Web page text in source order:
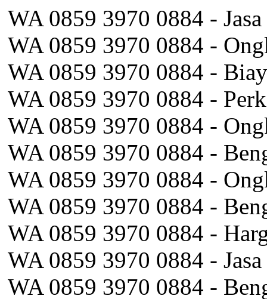
WA 0859 3970 0884 -
WA 0859 3970 0884 -
WA 0859 3970 0884 -
WA 0859 3970 0884 -
WA 0859 3970 0884 -
WA 0859 3970 0884 -
WA 0859 3970 0884 -
WA 0859 3970 0884 -
WA 0859 3970 0884 -
WA 0859 3970 0884 -
WA 0859 3970 0884 -